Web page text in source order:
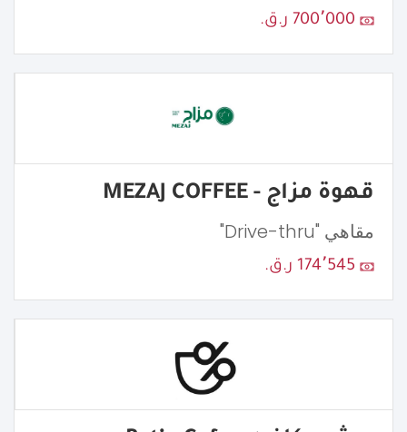
700٬000 ر.ق.
قهوة مزاج - MEZAJ COFFEE
مقاهي "Drive-thru"
174٬545 ر.ق.